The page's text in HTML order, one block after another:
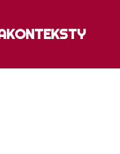
KONTEKSTY